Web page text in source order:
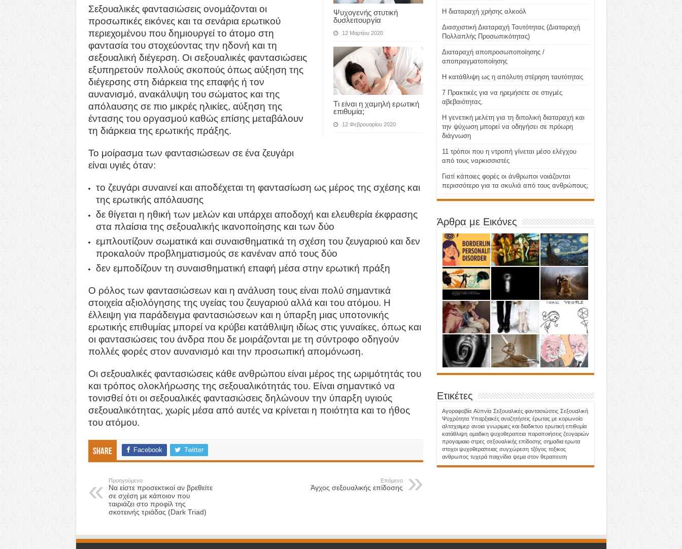
Ψυχογενής στυτική
δυσλειτουργία
12 Μαρτίου 2020
Tι είναι η χαμηλή ερωτική
επιθυμία;
12 Φεβρουαρίου 2020
Σεξουαλικές φαντασιώσεις ονομάζονται οι
προσωπικές εικόνες και τα σενάρια ερωτικού
περιεχομένου που δημιουργεί το άτομο στη
φαντασία του στοχεύοντας την ηδονή και τη
σεξουαλική διέγερση. Οι σεξουαλικές φαντασιώσεις
εξυπηρετούν πολλούς σκοπούς όπως αύξηση της
διέγερσης στη διάρκεια της επαφής ή τον
αυνανισμό, ανακάλυψη του σώματος και της
απόλαυσης σε πιο μικρές ηλικίες, αύξηση της
έντασης του οργασμού καθώς επίσης μεταβάλουν
τη διάρκεια της ερωτικής πράξης.
To μοίρασμα των φαντασιώσεων σε ένα ζευγάρι
είναι υγιές όταν:
το ζευγάρι συναινεί και αποδέχεται τη φαντασίωση ως μέρος της σχέσης και
της ερωτικής απόλαυσης
δε θίγεται η ηθική των μελών και υπάρχει αποδοχή και ελευθερία έκφρασης
στα πλαίσια της σεξουαλικής ικανοποίησης και των δύο
εμπλουτίζουν σωματικά και συναισθηματικά τη σχέση του ζευγαριού και δεν
προκαλούν προβληματισμούς σε κανέναν από τους δύο
δεν εμποδίζουν τη συναισθηματική επαφή μέσα στην ερωτική πράξη
Ο ρόλος των φαντασιώσεων και η ανάλυση τους είναι πολύ σημαντικά
στοιχεία αξιολόγησης της υγείας του ζευγαριού αλλά και του ατόμου. Η
έλλειψη για παράδειγμα φαντασιώσεων και η ύπαρξη μιας υποτονικής
ερωτικής επιθυμίας μπορεί να κρύβει κατάθλιψη ιδίως στις γυναίκες, όπως και
οι φαντασιώσεις του άνδρα που δε μοιράζονται με τη σύντροφο οδηγούν
πολλές φορές στον αυνανισμό και την προσωπική απομόνωση.
Οι σεξουαλικές φαντασιώσεις κάθε ανθρώπου είναι μέρος της ωριμότητάς του
και τρόπος ολοκλήρωσης της σεξουαλικότητάς του. Είναι σημαντικό να
τονισθεί ότι οι σεξουαλικές φαντασιώσεις δηλώνουν την ύπαρξη υγιούς
σεξουαλικότητας, χωρίς μέσα από αυτές να κρίνεται η ποιότητα και το ήθος
του ατόμου.
Share Facebook Twitter
Προηγούμενο
Να είστε προσεκτικοί αν βρεθείτε
σε σχέση με κάποιον που
ταιριάζει στο προφίλ της
σκοτεινής τριάδας (Dark Triad)
Επόμενο
Άγχος σεξουαλικής επίδοσης
H διαταραχή χρήσης αλκοόλ
Διασχιστική Διαταραχή Ταυτότητας (Διαταραχή
Πολλαπλής Προσωπικότητας)
Διαταραχή αποπροσωποποίησης /
αποπραγματοποίησης
Η κατάθλιψη ως η απόλυτη στέρηση ταυτότητας
7 Πρακτικές για να ηρεμήσετε σε στιγμές
αβεβαιότητας.
Η γενετική μελέτη για τη διπολική διαταραχή και
την ψύχωση μπορεί να οδηγήσει σε πρόωρη
διάγνωση
11 τρόποι που η ντροπή γίνεται μέσο ελέγχου
από τους ναρκισσιστές
Γιατί κάποιες φορές οι άνθρωποι νοιάζονται
περισσότερο για τα σκυλιά από τους ανθρώπους;
Άρθρα με Εικόνες
Ετικέτες
Aγοραφοβία Αϋπνία Σεξουαλικές φαντασιώσεις Σεξουαλική
Ψυχρότητα Υπαρξιακές αναζητήσεις έρωτας με κορωνοίο
αλτσχαιμερ ανοια γνωριμιες και διαδικτυο ερωτική επιθυμία
κατάθλιψη ομαδικη ψυχοθεραπεια παραποιήσεις ζευγαριών
προγαμιαιο στρες σεξουαλικής επίδοσης σημαδια ερωτα
στοχοι ψυχοθεραπειας συγχώρεση τζόγος τοξικος
ανθρωπος τυχερά παιχνίδια ψεμα στον θεραπευτη